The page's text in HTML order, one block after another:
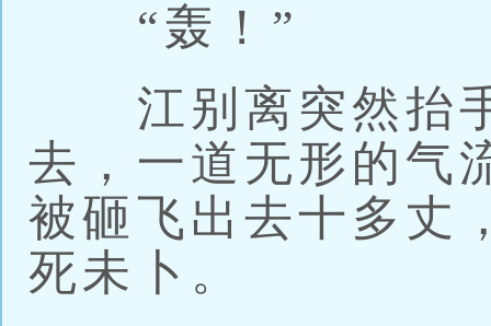
“轰！”
江别离突然抬手
去，一道无形的气
被砸飞出去十多丈
死未卜。